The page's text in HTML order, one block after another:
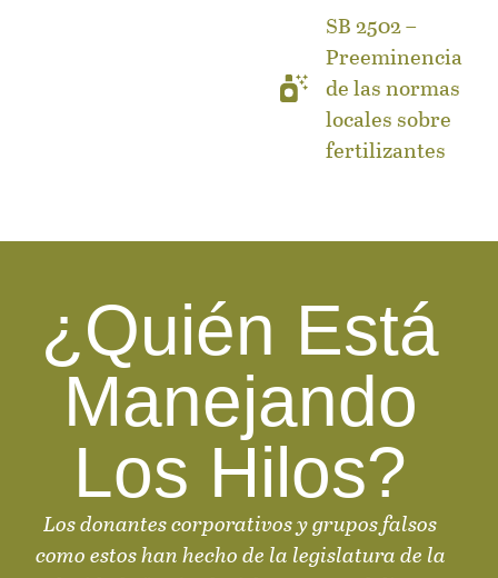
SB 2502 –
Preeminencia
de las normas
locales sobre
fertilizantes
¿Quién Está
Manejando
Los Hilos?
Los donantes corporativos y grupos falsos
como estos han hecho de la legislatura de la